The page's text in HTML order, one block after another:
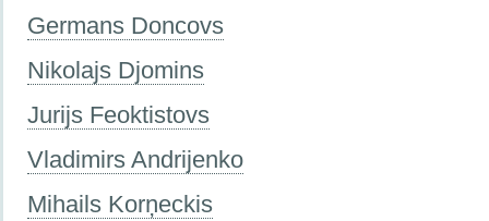
Germans Doncovs
Nikolajs Djomins
Jurijs Feoktistovs
Vladimirs Andrijenko
Mihails Korņeckis